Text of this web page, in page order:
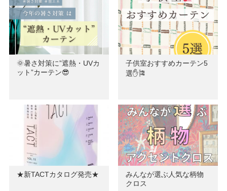
🌞暑さ対策に”遮熱・UVカ
ット”カーテン😎
子供室おすすめカーテン5
選✋🎏
★新TACTカタログ発売★
みんなが選ぶ人気な柄物
クロス